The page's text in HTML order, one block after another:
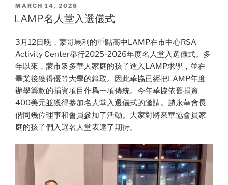
POSTED
ON
MARCH 14, 2026
LAMP名人堂入選儀式
3月12日晚，蒙哥馬利的重點高中LAMP在市中心RSA
Activity Center舉行2025-2026年度名人堂入選儀式。多
年以來，蒙市衆多華人家庭的孩子進入LAMP求學，並在
畢業後獲得優等大學的錄取。因此華協已經把LAMP年度
辦學籌款的捐資項目作爲一項傳統。今年華協依舊捐資
400美元並獲得參加名人堂入選儀式的邀請。趙永華會長
偕同幾位理事和會員參加了活動。大家對將來華協會員家
庭的孩子們入選名人堂表達了期待。